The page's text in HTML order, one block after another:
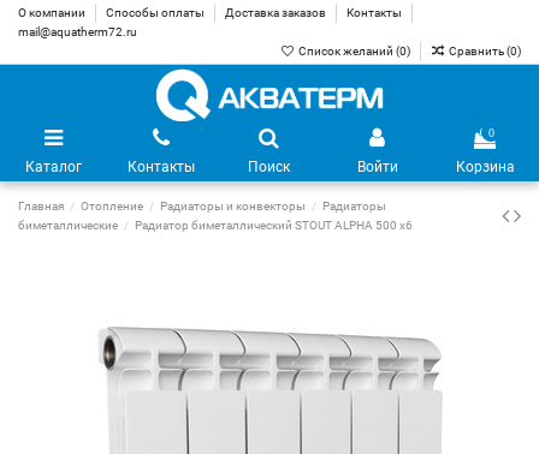
О компании Способы оплаты Доставка заказов
Контакты
mail@aquatherm72.ru
Список желаний (0) Сравнить (0)
Каталог Контакты Поиск Войти
0
Корзина
Главная Отопление Радиаторы и конвекторы
Радиаторы
биметаллические
Радиатор биметаллический STOUT ALPHA 500 х6